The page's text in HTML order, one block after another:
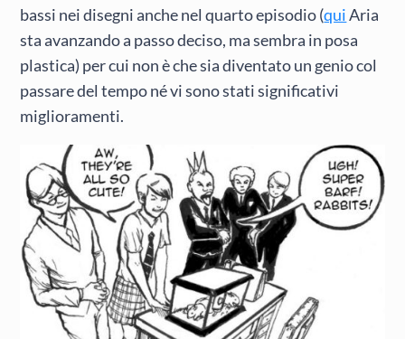
bassi nei disegni anche nel quarto episodio (quiAria
sta avanzando a passo deciso, ma sembra in posa
plastica) per cui non è che sia diventato un genio col
passare del tempo né vi sono stati significativi
miglioramenti.